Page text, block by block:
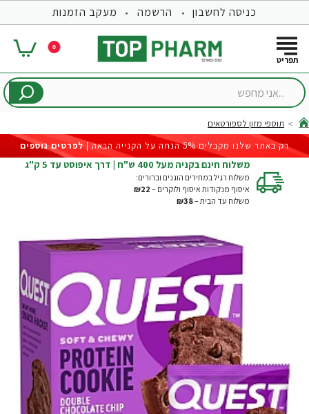
כניסה לחשבון הרשמה מעקב הזמנות
0
...אני
home
תוספי מזון לספורטאים
רק באתר שלנו מקבלים 5% הנחה על הקנייה הבאה |
לפרטים נוספים
משלוח חינם בקניה מעל 400 ש"ח | דרך איפוסט עד 5 ק"ג
משלוח רגיל במחירים הוגנים וברורים:
איסוף מנקודות איסוף ולוקרים – ₪22
משלוח עד הבית –₪38